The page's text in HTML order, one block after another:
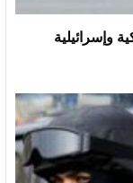
وإسرائيلية